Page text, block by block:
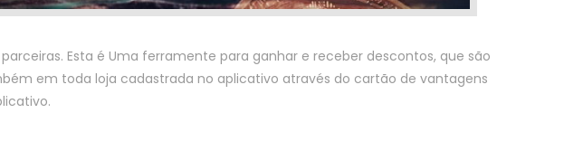
Esta é Uma ferramente para ganhar e receber descontos, que são
em toda loja cadastrada no aplicativo através do cartão de vantagens